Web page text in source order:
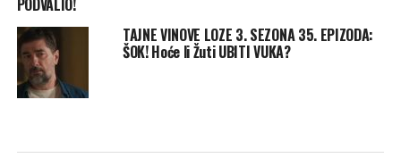
TAJNE VINOVE LOZE 3. SEZONA 35. EPIZODA:
ŠOK! Hoće li Žuti UBITI VUKA?